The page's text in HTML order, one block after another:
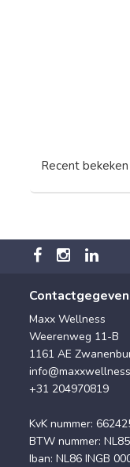
Recent bekeken
Maxx Wellness
Weerenweg 11-B
1161 AE
+31 204970819
KvK nummer:
BTW nummer:
Iban: NL86 INGB